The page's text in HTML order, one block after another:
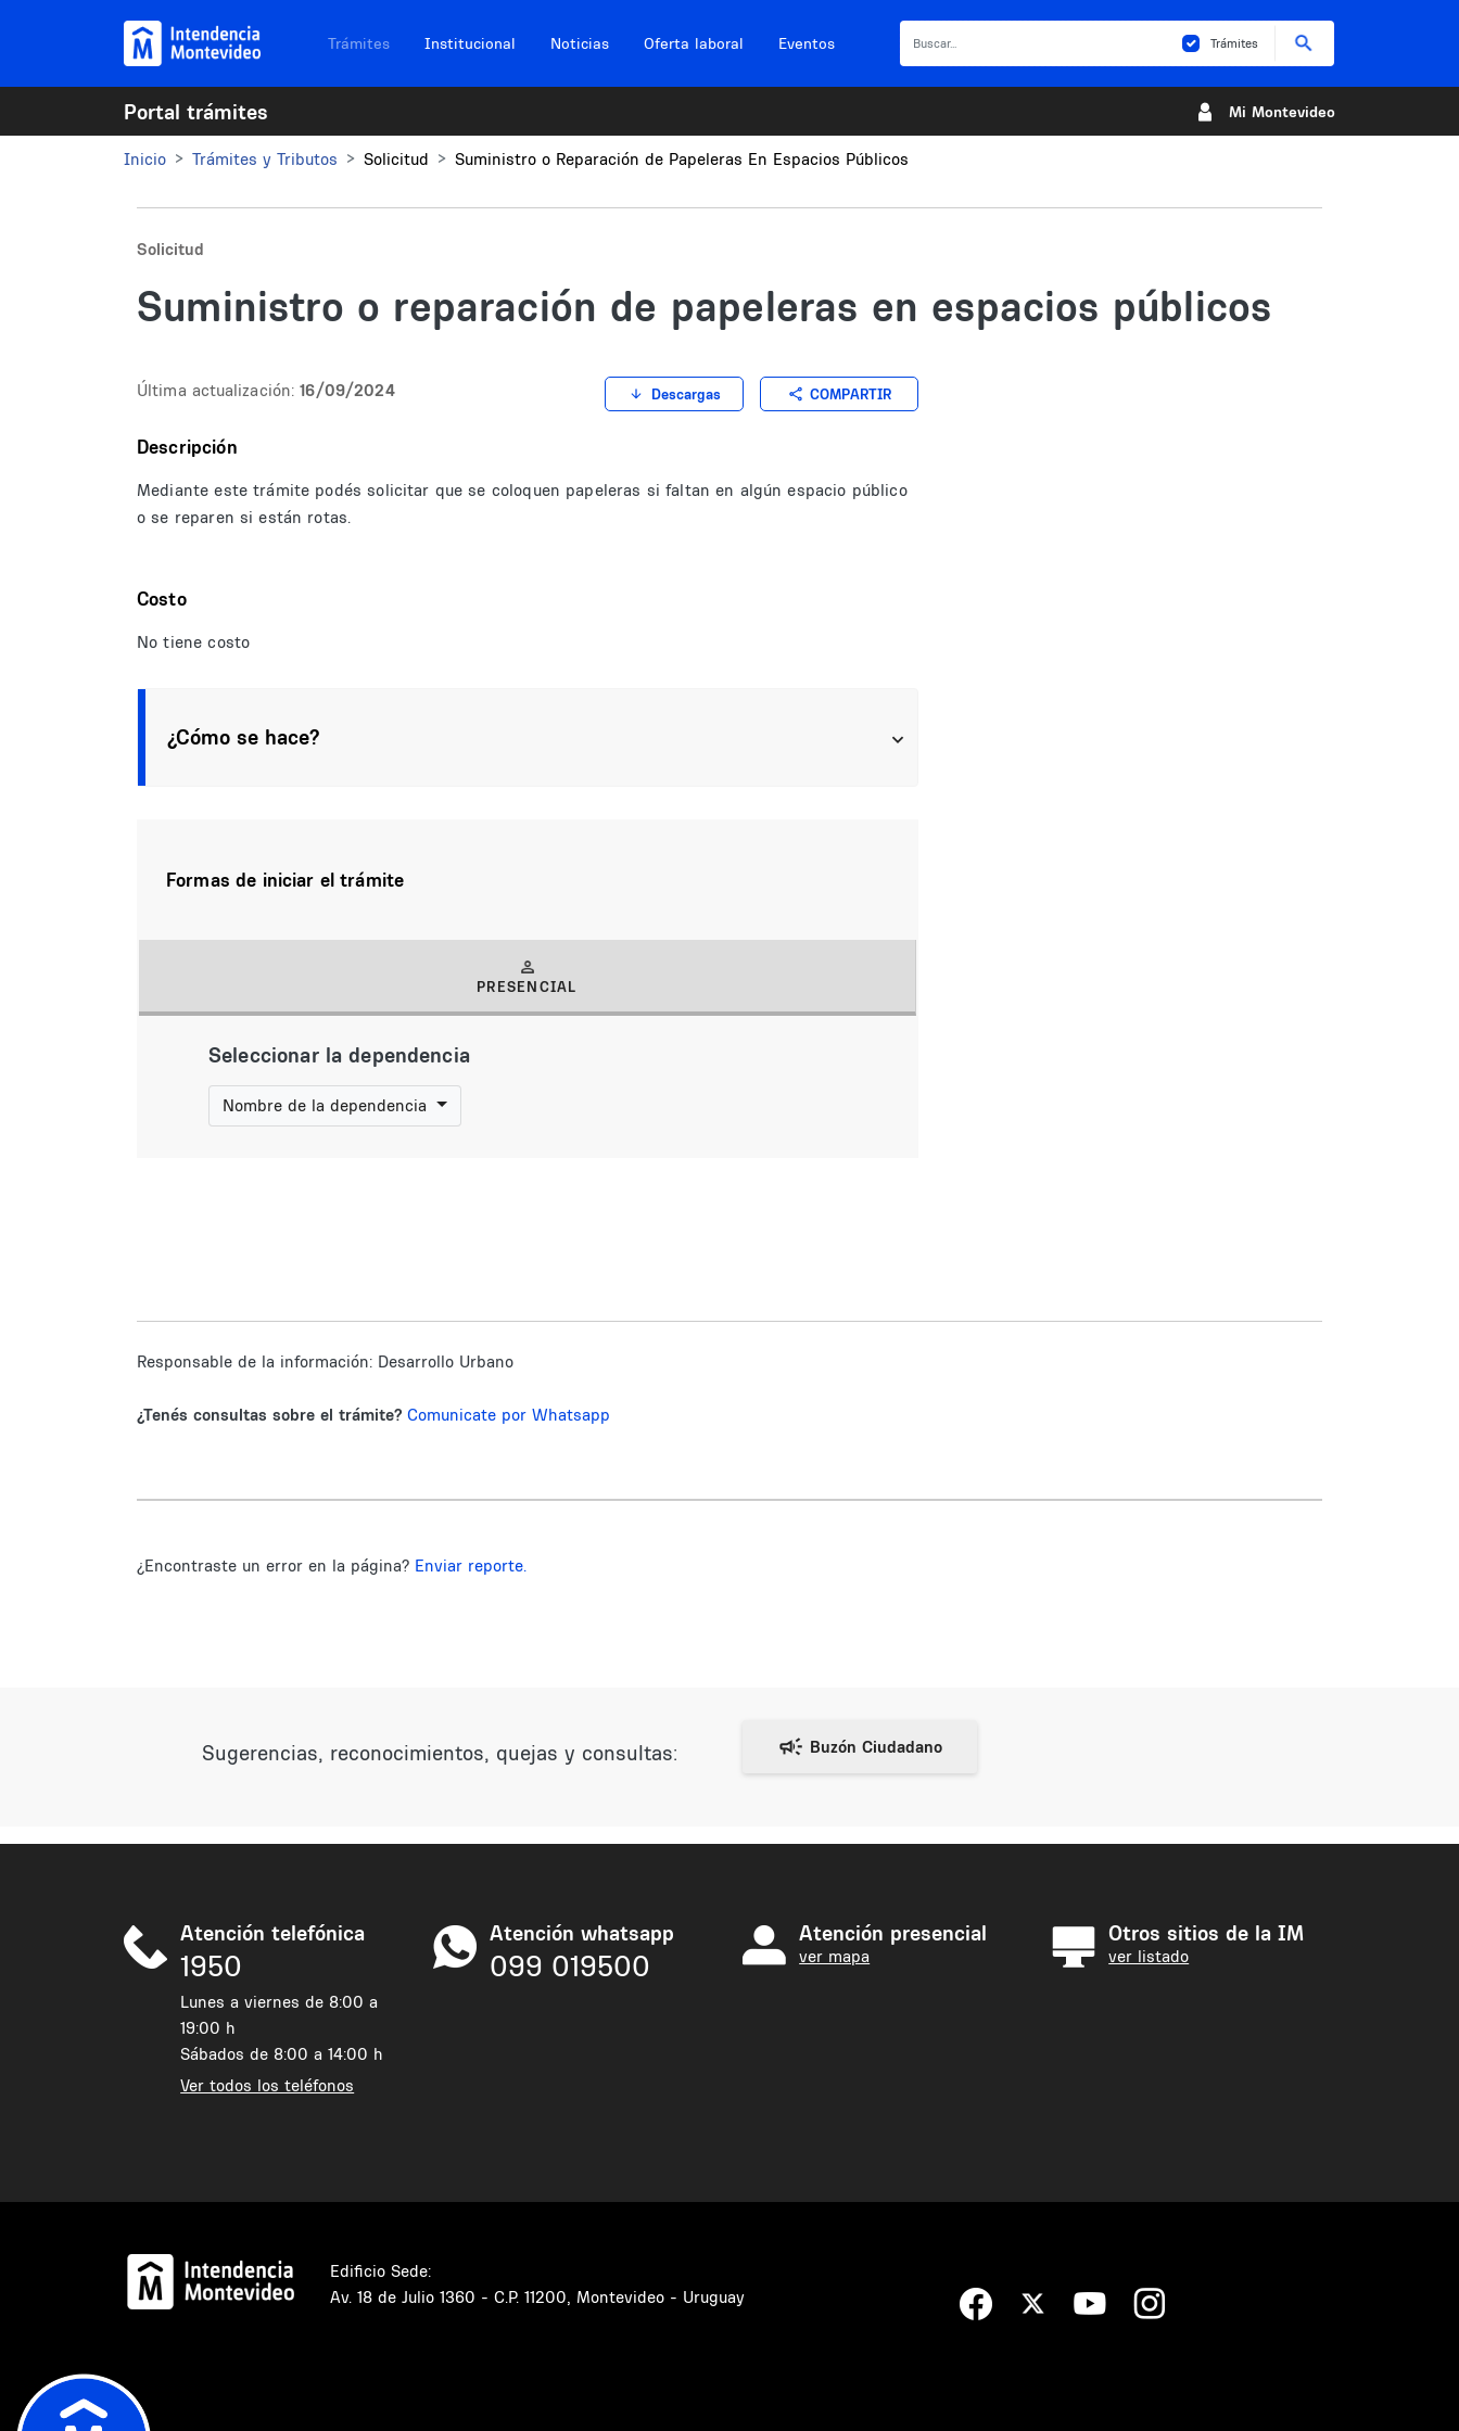
Navegación sitios
Trámites Institucional Noticias Oferta laboral Eventos Trámites
Portal trámites Mi Montevideo
Inicio Trámites y Tributos Solicitud Suministro o Reparación de Papeleras En Espacios Públicos
Solicitud
Suministro o reparación de papeleras en espacios públicos
Última actualización: 16/09/2024 COMPARTIR
Descargas
Descripción
Mediante este trámite podés solicitar que se coloquen papeleras si faltan en algún espacio público
o se reparen si están rotas.
Costo
No tiene costo
¿Cómo se hace?
Formas de iniciar el trámite
PRESENCIAL
Seleccionar la dependencia
Nombre de la dependencia
Responsable de la información: Desarrollo Urbano
¿Tenés consultas sobre el trámite? Comunicate por Whatsapp
¿Encontraste un error en la página? Enviar reporte.
Sugerencias, reconocimientos, quejas y consultas:
Atención telefónica
1950
Lunes a viernes de 8:00 a
19:00 h
Sábados de 8:00 a 14:00 h
Ver todos los teléfonos
Atención whatsapp
099 019500
Atención presencial
ver mapa
Otros sitios de la IM
ver listado
Edificio Sede:
Av. 18 de Julio 1360 - C.P. 11200, Montevideo - Uruguay